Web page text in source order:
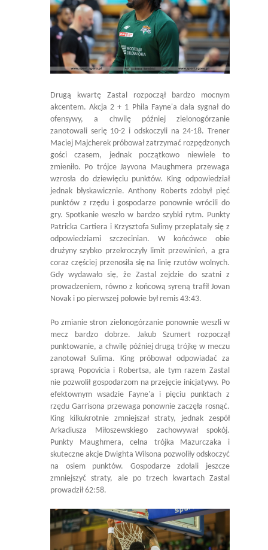
Drugą kwartę Zastal rozpoczął bardzo mocnym
akcentem. Akcja 2 + 1 Phila Fayne'a dała sygnał do
ofensywy, a chwilę później zielonogórzanie
zanotowali serię 10-2 i odskoczyli na 24-18. Trener
Maciej Majcherek próbował zatrzymać rozpędzonych
gości czasem, jednak początkowo niewiele to
zmieniło. Po trójce Jayvona Maughmera przewaga
wzrosła do dziewięciu punktów. King odpowiedział
jednak błyskawicznie. Anthony Roberts zdobył pięć
punktów z rzędu i gospodarze ponownie wrócili do
gry. Spotkanie weszło w bardzo szybki rytm. Punkty
Patricka Cartiera i Krzysztofa Sulimy przeplatały się z
odpowiedziami szczecinian. W końcówce obie
drużyny szybko przekroczyły limit przewinień, a gra
coraz częściej przenosiła się na linię rzutów wolnych.
Gdy wydawało się, że Zastal zejdzie do szatni z
prowadzeniem, równo z końcową syreną trafił Jovan
Novak i po pierwszej połowie był remis 43:43.
Po zmianie stron zielonogórzanie ponownie weszli w
mecz bardzo dobrze. Jakub Szumert rozpoczął
punktowanie, a chwilę później drugą trójkę w meczu
zanotował Sulima. King próbował odpowiadać za
sprawą Popovicia i Robertsa, ale tym razem Zastal
nie pozwolił gospodarzom na przejęcie inicjatywy. Po
efektownym wsadzie Fayne'a i pięciu punktach z
rzędu Garrisona przewaga ponownie zaczęła rosnąć.
King kilkukrotnie zmniejszał straty, jednak zespół
Arkadiusza Miłoszewskiego zachowywał spokój.
Punkty Maughmera, celna trójka Mazurczaka i
skuteczne akcje Dwighta Wilsona pozwoliły odskoczyć
na osiem punktów. Gospodarze zdołali jeszcze
zmniejszyć straty, ale po trzech kwartach Zastal
prowadził 62:58.